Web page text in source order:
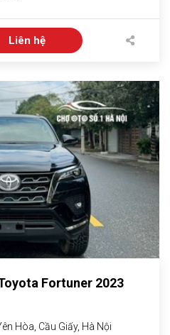
Liên hệ
Fortuner 2023
Hòa, Cầu Giấy, Hà Nội